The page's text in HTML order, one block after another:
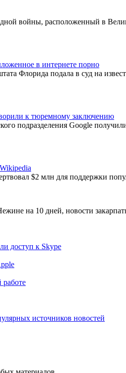
войны, расположенный в
в интернете порно
Флорида подала в суд на
к тюремному заключению
подразделения Google
$2 млн для поддержки
на 10 дней, новости
доступ к Skype
работе
источников новостей